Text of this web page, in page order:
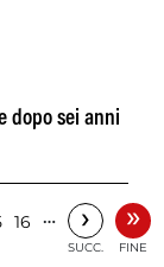
dopo sei anni
16 … ›
SUCC.
»
FINE